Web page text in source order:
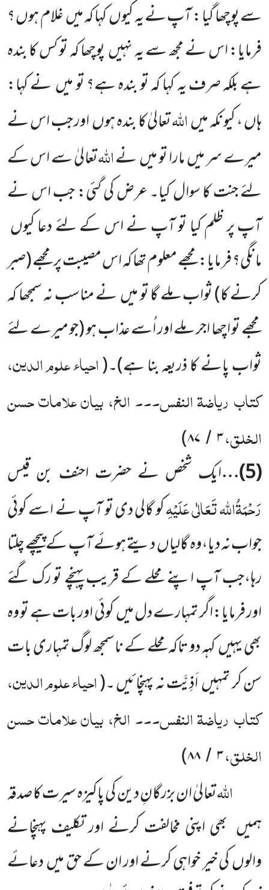
سے پوچھا گیا : آپ نے یہ کیوں کہا کہ میں غلام ہوں ؟
فرمایا: اس نے مجھ سے یہ نہیں پوچھا کہ تو کس کا بندہ
ہے بلکہ صرف یہ کہا کہ تو بندہ ہے؟ تو میں نے کہا:
ہاں ، کیو نکہ میںاللہتعالیٰ کا بندہ ہوں اور جب اس نے
میرے سر میں مارا تو میں نےاللہتعالیٰ سے اس کے
لئے جنت کا سوال کیا۔ عرض کی گئی: جب اس نے
آپ پر ظلم کیا تو آپ نے اس کے لئے دعا کیوں
مانگی؟ فر مایا: مجھے معلوم تھا کہ اس مصیبت پر مجھے (صبر
کرنے کا) ثواب ملے گا تو میں نے مناسب نہ سمجھا کہ
مجھے تو اچھا اجر ملے اور اُسے عذاب ہو (جو میرے لئے
ثواب پانے کا ذریعہ بنا ہے)۔(احیاء علوم الدین،
کتاب ریاضۃ النفس۔۔۔ الخ، بیان علامات حسن
الخلق،۳ / ۸۷)
(5)
…ایک شخص نے حضرت احنف بن قیس
رَحْمَۃُاللہ تَعَالٰی عَلَیْہِکو گالی دی تو آپ نے اسے کوئی
جواب نہ دیا،وہ گالیاں دیتے ہوئے آپ کے پیچھے چلتا
رہا،جب آپ اپنے محلے کے قریب پہنچے تو رک گئے
اور فرمایا:اگر تمہارے دل میں کوئی اور بات ہے تو وہ
بھی یہیں کہہ دو تاکہ محلے کے ناسمجھ لوگ تمہاری بات
سن کر تمہیں اَذِیَّت نہ پہنچائیں ۔(احیاء علوم الدین،
کتاب ریاضۃ النفس۔۔۔ الخ، بیان علامات حسن
الخلق،۳ / ۸۸)
اللہتعالیٰ ان بزرگانِ دین کی پاکیزہ سیرت کا صدقہ
ہمیں بھی اپنی مخالفت کرنے اور تکلیف پہنچانے
والوں کی خیر خواہی کرنے اور ان کے حق میں دعائے